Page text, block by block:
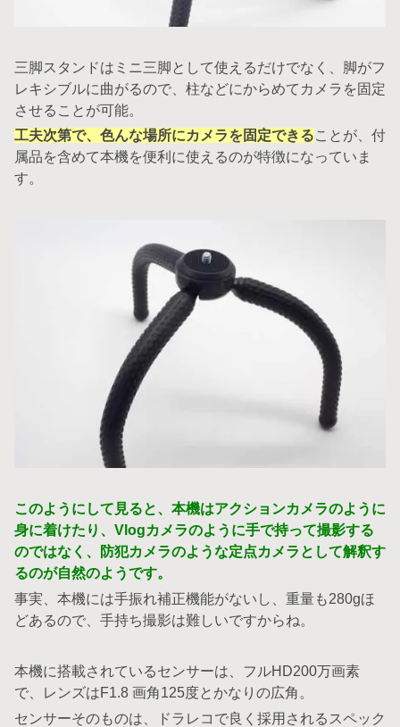
三脚スタンドはミニ三脚として使えるだけでなく、脚がフ
レキシブルに曲がるので、柱などにからめてカメラを固定
させることが可能。
工夫次第で、色んな場所にカメラを固定できることが、付
属品を含めて本機を便利に使えるのが特徴になっていま
す。
このようにして見ると、本機はアクションカメラのように
身に着けたり、Vlogカメラのように手で持って撮影する
のではなく、防犯カメラのような定点カメラとして解釈す
るのが自然のようです。
事実、本機には手振れ補正機能がないし、重量も280gほ
どあるので、手持ち撮影は難しいですからね。
本機に搭載されているセンサーは、フルHD200万画素
で、レンズはF1.8 画角125度とかなりの広角。
センサーそのものは、ドラレコで良く採用されるスペック